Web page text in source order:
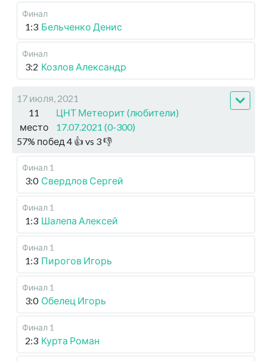
Финал
1:3 Бельченко Денис
Финал
3:2 Козлов Александр
17 июля, 2021
11
место
ЦНТ Метеорит (любители)
17.07.2021 (0-300)
57% побед 4 👍 vs 3👎
Финал 1
3:0 Свердлов Сергей
Финал 1
1:3 Шалепа Алексей
Финал 1
1:3 Пирогов Игорь
Финал 1
3:0 Обелец Игорь
Финал 1
2:3 Курта Роман